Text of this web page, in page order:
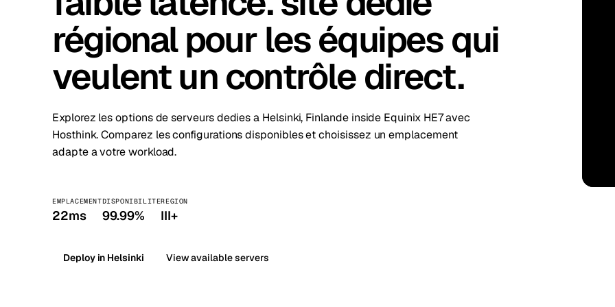
Stockholm Suède
Warsaw Pologne Zurich
régional pour les équipes qui
veulent un contrôle direct.
Explorez les options de serveurs dedies a Helsinki, Finlande inside Equinix HE7 avec
Hosthink. Comparez les configurations disponibles et choisissez un emplacement
adapte a votre workload.
EMPLACEMENT
22ms
DISPONIBILITE
99.99%
REGION
III+
Deploy in Helsinki View available servers